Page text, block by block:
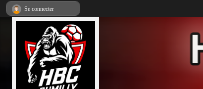
Se connecter
Panneau de gestion des cookies